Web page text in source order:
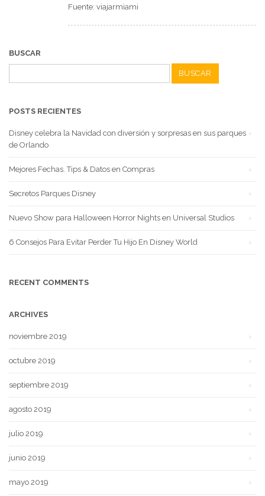
Fuente: viajarmiami
BUSCAR
POSTS RECIENTES
Disney celebra la Navidad con diversión y sorpresas en sus parques
de Orlando
Mejores Fechas. Tips & Datos en Compras
Secretos Parques Disney
Nuevo Show para Halloween Horror Nights en Universal Studios
6 Consejos Para Evitar Perder Tu Hijo En Disney World
RECENT COMMENTS
ARCHIVES
noviembre 2019
octubre 2019
septiembre 2019
agosto 2019
julio 2019
junio 2019
mayo 2019